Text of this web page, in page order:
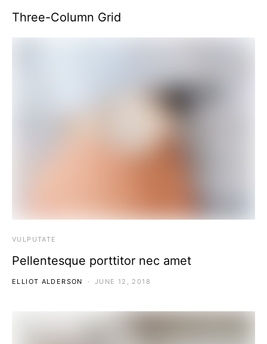
Three-Column Grid
VULPUTATE
Pellentesque porttitor nec amet
ELLIOT ALDERSON JUNE 12, 2018